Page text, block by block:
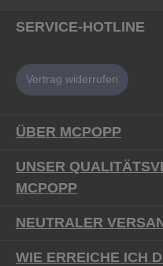
SERVICE-HOTLINE
Vertrag widerrufen
ÜBER MCPOPP
UNSER
MCPOPP
NEUTRALER
WIE ERREICHE ICH